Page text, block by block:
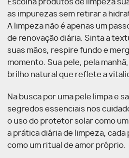
Escolha produtos de limpeza
as impurezas sem retirar a
A limpeza não é apenas um
de renovação diária. Sinta a
suas mãos, respire fundo e
momento. Sua pele, pela
brilho natural que reflete a
Na busca por uma pele limpa e
segredos essenciais nos
o uso do protetor solar como
a prática diária de limpeza,
como um ritual de amor próprio.